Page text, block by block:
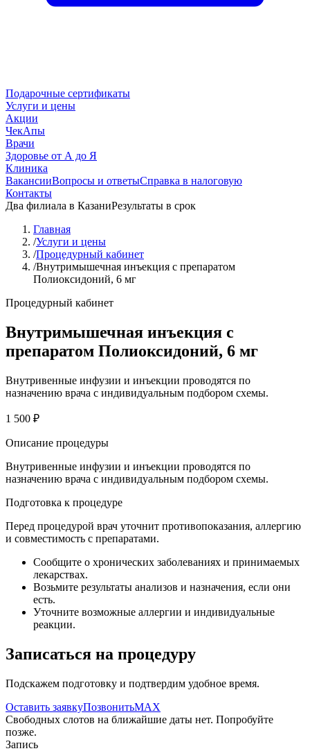
Подарочные сертификаты
Услуги и цены
Акции
ЧекАпы
Врачи
Здоровье от А до Я
Клиника
ВакансииВопросы и ответыСправка в налоговую
Контакты
Два филиала в КазаниРезультаты в срок
Главная
/Услуги и цены
/Процедурный кабинет
/Внутримышечная инъекция с препаратом
Полиоксидоний, 6 мг
Процедурный кабинет
Внутримышечная инъекция с
препаратом Полиоксидоний, 6 мг
Внутривенные инфузии и инъекции проводятся по
назначению врача с индивидуальным подбором схемы.
1 500 ₽
Описание процедуры
Внутривенные инфузии и инъекции проводятся по
назначению врача с индивидуальным подбором схемы.
Подготовка к процедуре
Перед процедурой врач уточнит противопоказания, аллергию
и совместимость с препаратами.
Сообщите о хронических заболеваниях и принимаемых
лекарствах.
Возьмите результаты анализов и назначения, если они
есть.
Уточните возможные аллергии и индивидуальные
реакции.
Записаться на процедуру
Подскажем подготовку и подтвердим удобное время.
Оставить заявкуПозвонитьMAX
Свободных слотов на ближайшие даты нет. Попробуйте
позже.
Запись